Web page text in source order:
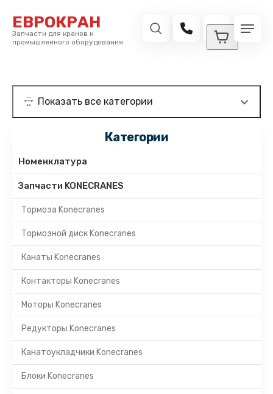
ЕВРОКРАН
Запчасти для кранов и
промышленного оборудования
Категории
Номенклатура
Запчасти KONECRANES
Тормоза Konecranes
Тормозной диск Konecranes
Канаты Konecranes
Контакторы Konecranes
Моторы Konecranes
Редукторы Konecranes
Канатоукладчики Konecranes
Блоки Konecranes